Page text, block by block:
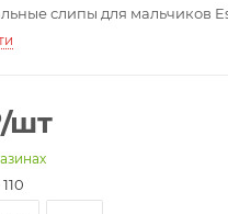
слипы для мальчиков
/шт
110